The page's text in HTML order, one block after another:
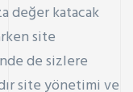
değer katacak
site
de sizlere
site yönetimi ve